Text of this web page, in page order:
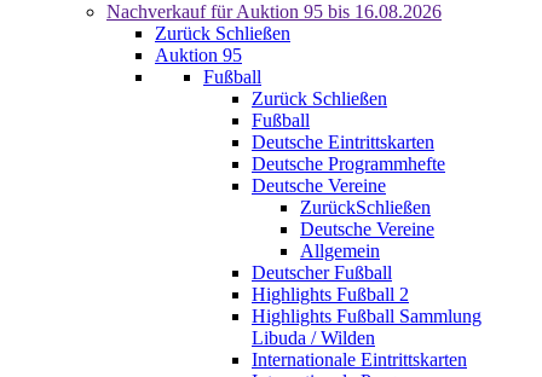
Nachverkauf für Auktion 95 bis 16.08.2026
Zurück Schließen
Auktion 95
Fußball
Zurück Schließen
Fußball
Deutsche Eintrittskarten
Deutsche Programmhefte
Deutsche Vereine
ZurückSchließen
Deutsche Vereine
Allgemein
Deutscher Fußball
Highlights Fußball 2
Highlights Fußball Sammlung
Libuda / Wilden
Internationale Eintrittskarten